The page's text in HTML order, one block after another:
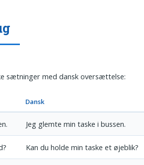
sætninger med dansk oversættelse:
Dansk
Jeg glemte min taske i bussen.
Kan du holde min taske et øjeblik?